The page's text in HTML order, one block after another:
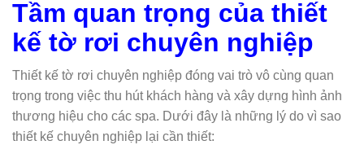
Tầm quan trọng của thiết
kế tờ rơi chuyên nghiệp
Thiết kế tờ rơi chuyên nghiệp đóng vai trò vô cùng quan
trọng trong việc thu hút khách hàng và xây dựng hình ảnh
thương hiệu cho các spa. Dưới đây là những lý do vì sao
thiết kế chuyên nghiệp lại cần thiết: